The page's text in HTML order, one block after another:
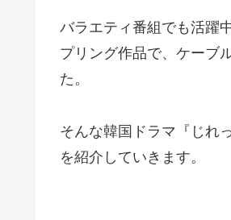
バラエティ番組でも活躍
プリング作品で、ケーブ
た。
そんな韓国ドラマ『じれ
を紹介していきます。